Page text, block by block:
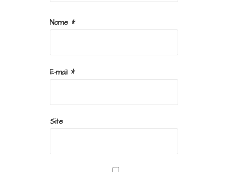
Nome *
E-mail *
Site